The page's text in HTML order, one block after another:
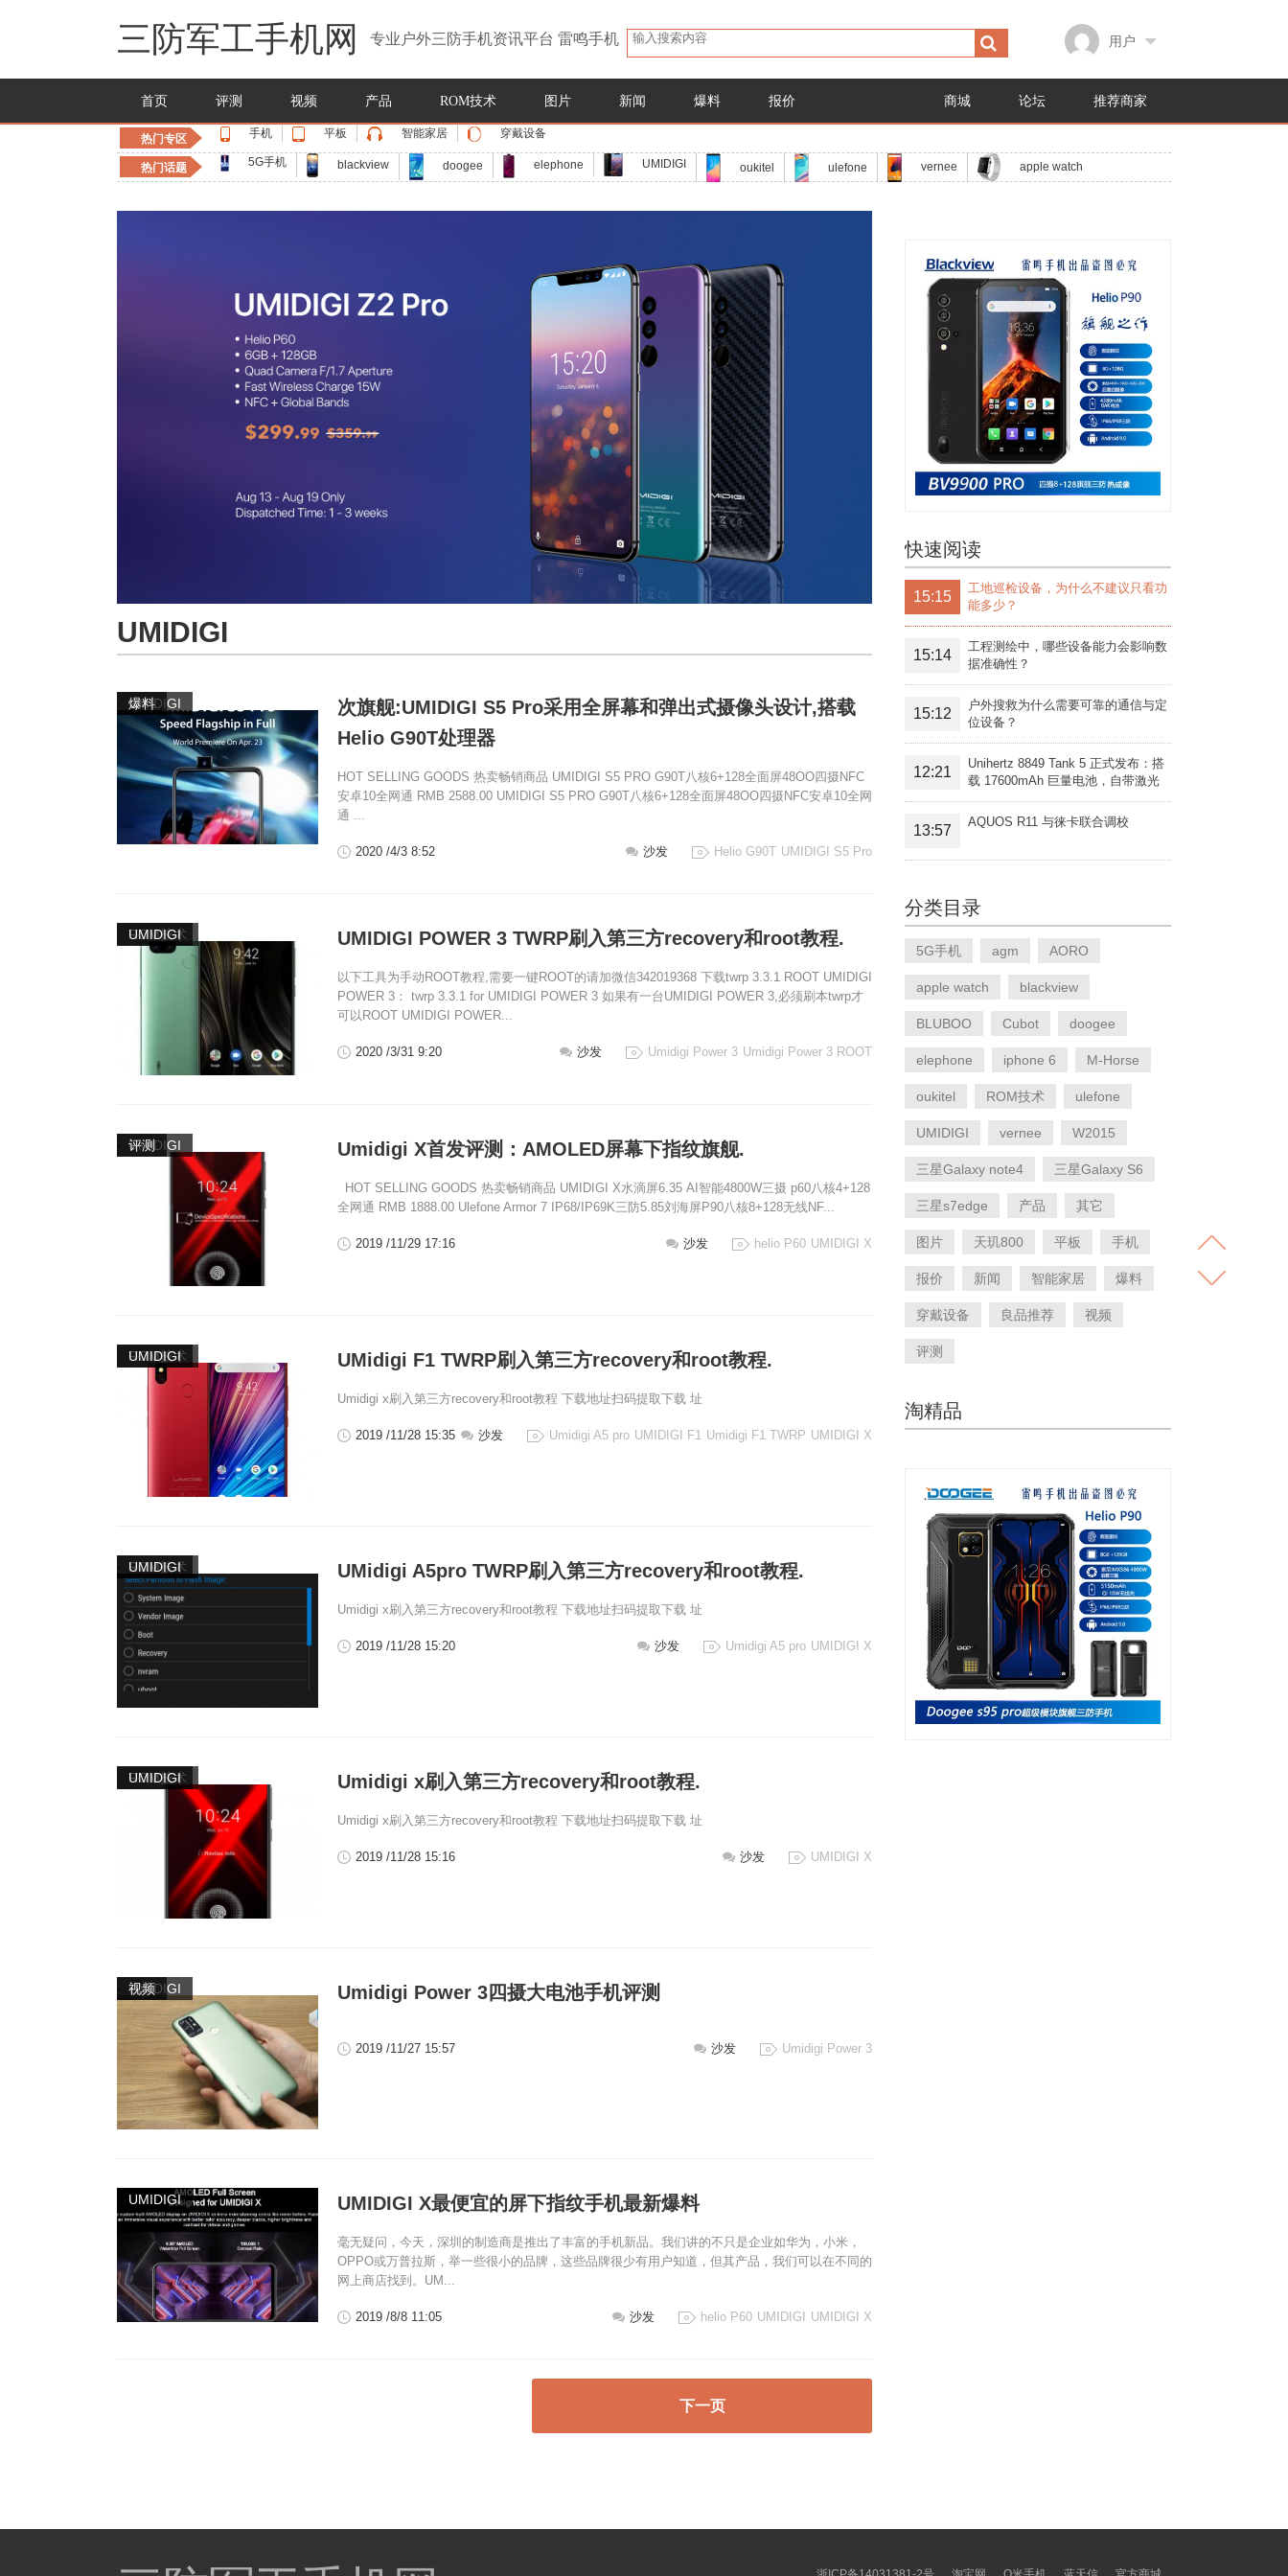
三防军工手机网 专业户外三防手机资讯平台 雷鸣手机 用户
首页 评测 视频 产品 ROM技术 图片 新闻 爆料 报价 商城 论坛 推荐商家
热门专区 手机 平板 智能家居 穿戴设备
热门话题 5G手机 blackview doogee elephone UMIDIGI oukitel ulefone vernee apple watch
UMIDIGI
UMIDIGI
爆料
次旗舰:UMIDIGI S5 Pro采用全屏幕和弹出式摄像头设计,搭载
Helio G90T处理器
HOT SELLING GOODS 热卖畅销商品 UMIDIGI S5 PRO G90T八核6+128全面屏48OO四摄NFC
安卓10全网通 RMB 2588.00 UMIDIGI S5 PRO G90T八核6+128全面屏48OO四摄NFC安卓10全网
通 ...
Helio G90T UMIDIGI S5 Pro
2020 /4/3 8:52 沙发
ROM技术
UMIDIGI UMIDIGI POWER 3 TWRP刷入第三方recovery和root教程.
以下工具为手动ROOT教程,需要一键ROOT的请加微信342019368 下载twrp 3.3.1 ROOT UMIDIGI
POWER 3： twrp 3.3.1 for UMIDIGI POWER 3 如果有一台UMIDIGI POWER 3,必须刷本twrp才
可以ROOT UMIDIGI POWER...
Umidigi Power 3 Umidigi Power 3 ROOT
2020 /3/31 9:20 沙发
UMIDIGI
评测 Umidigi X首发评测：AMOLED屏幕下指纹旗舰.
HOT SELLING GOODS 热卖畅销商品 UMIDIGI X水滴屏6.35 AI智能4800W三摄 p60八核4+128
全网通 RMB 1888.00 Ulefone Armor 7 IP68/IP69K三防5.85刘海屏P90八核8+128无线NF...
helio P60 UMIDIGI X
2019 /11/29 17:16 沙发
ROM技术
UMIDIGI UMidigi F1 TWRP刷入第三方recovery和root教程.
Umidigi x刷入第三方recovery和root教程 下载地址扫码提取下载 址
Umidigi A5 pro UMIDIGI F1 Umidigi F1 TWRP UMIDIGI X
2019 /11/28 15:35 沙发
ROM技术
UMIDIGI UMidigi A5pro TWRP刷入第三方recovery和root教程.
Umidigi x刷入第三方recovery和root教程 下载地址扫码提取下载 址
Umidigi A5 pro UMIDIGI X
2019 /11/28 15:20 沙发
ROM技术
UMIDIGI Umidigi x刷入第三方recovery和root教程.
Umidigi x刷入第三方recovery和root教程 下载地址扫码提取下载 址
UMIDIGI X
2019 /11/28 15:16 沙发
UMIDIGI
视频 Umidigi Power 3四摄大电池手机评测
Umidigi Power 3
2019 /11/27 15:57 沙发
UMIDIGI UMIDIGI X最便宜的屏下指纹手机最新爆料
毫无疑问，今天，深圳的制造商是推出了丰富的手机新品。我们讲的不只是企业如华为，小米，
OPPO或万普拉斯，举一些很小的品牌，这些品牌很少有用户知道，但其产品，我们可以在不同的
网上商店找到。UM...
helio P60 UMIDIGI UMIDIGI X
2019 /8/8 11:05 沙发
下一页
快速阅读
15:15
工地巡检设备，为什么不建议只看功
能多少？
15:14
工程测绘中，哪些设备能力会影响数
据准确性？
15:12
户外搜救为什么需要可靠的通信与定
位设备？
12:21
Unihertz 8849 Tank 5 正式发布：搭
载 17600mAh 巨量电池，自带激光
投影旗舰三防手机
13:57
AQUOS R11 与徕卡联合调校
分类目录
5G手机 agm AORO
apple watch blackview
BLUBOO Cubot doogee
elephone iphone 6 M-Horse
oukitel ROM技术 ulefone
UMIDIGI vernee W2015
三星Galaxy note4 三星Galaxy S6
三星s7edge 产品 其它
图片 天玑800 平板 手机
报价 新闻 智能家居 爆料
穿戴设备 良品推荐 视频
评测
淘精品